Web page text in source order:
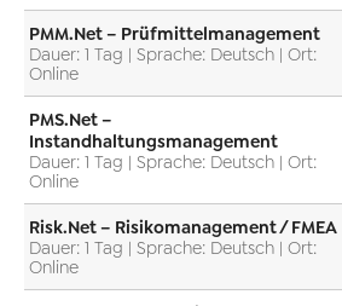
PMM.Net – Prüfmittelmanagement
Dauer: 1 Tag | Sprache: Deutsch | Ort:
Online
PMS.Net –
Instandhaltungsmanagement
Dauer: 1 Tag | Sprache: Deutsch | Ort:
Online
Risk.Net – Risikomanagement / FMEA
Dauer: 1 Tag | Sprache: Deutsch | Ort:
Online